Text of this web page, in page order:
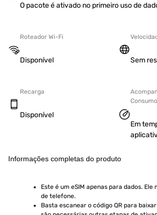
O pacote é ativado no primeiro uso de
Roteador Wi-Fi
Disponível Sem
Recarga
Disponível
Consumo
Em
Informações completas do produto
Este é um eSIM apenas para dados.
de telefone.
Basta escanear o código QR para